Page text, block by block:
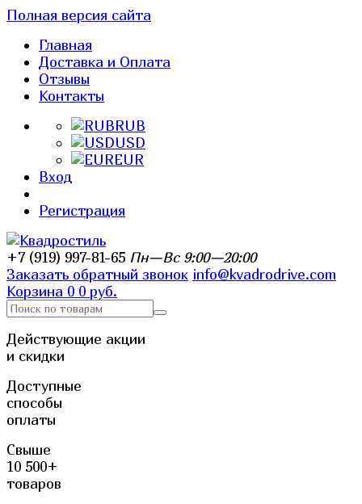
Полная версия сайта
Главная
Доставка и Оплата
Отзывы
Контакты
RUB
USD
EUR
Вход
Регистрация
+7 (919) 997-81-65 Пн—Вс 9:00—20:00
Заказать обратный звонок info@kvadrodrive.com
Корзина 0 0 руб.
Действующие акции
и скидки
Доступные
способы
оплаты
Свыше
10 500+
товаров